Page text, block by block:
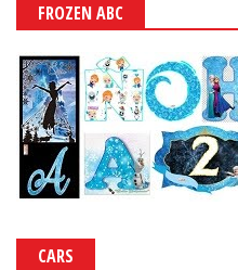
FROZEN ABC
CARS